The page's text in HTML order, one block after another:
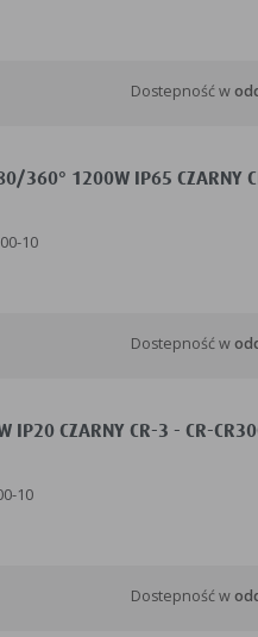
Dostepność w
360° 1200W IP65
10
Dostepność w
IP20 CZARNY CR-3 - CR-
10
Dostepność w